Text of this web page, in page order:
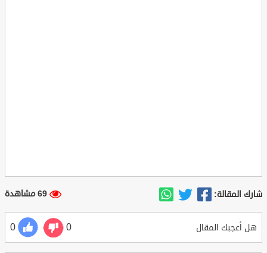
شارك المقالة: 69 مشاهدة
هل أعجبك المقال 0
0